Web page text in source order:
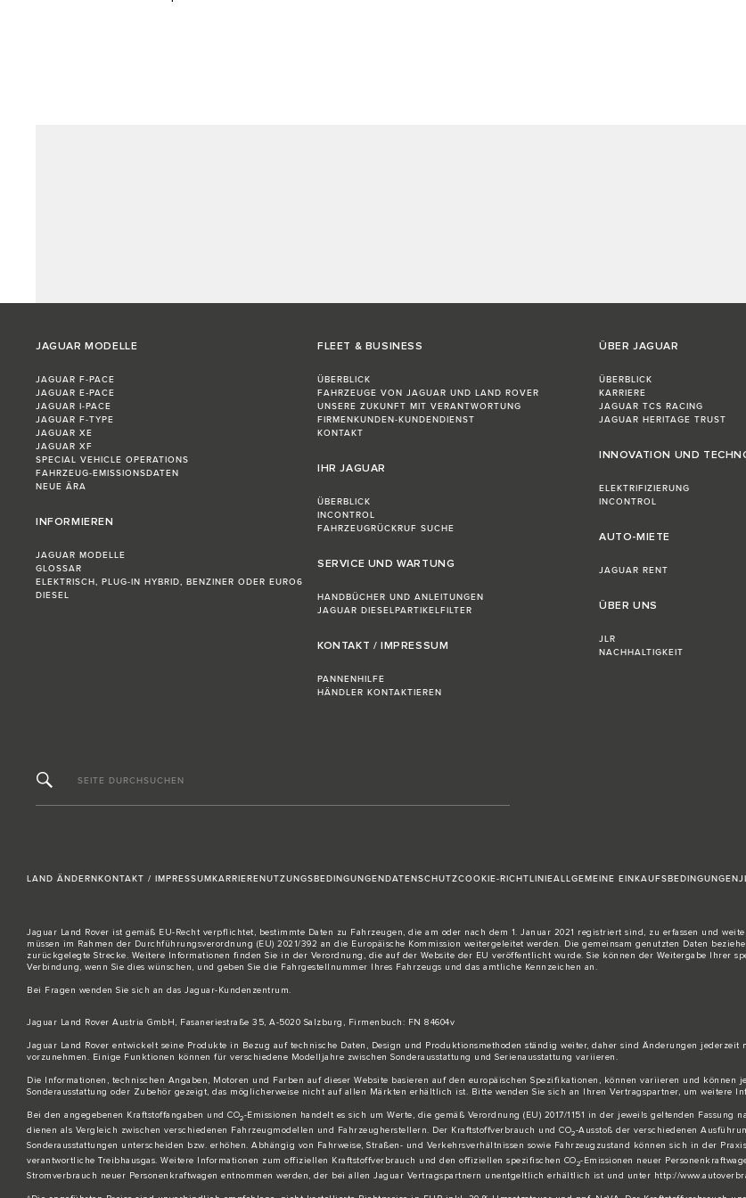
JAGUAR MODELLE
JAGUAR F-PACE
JAGUAR E‑PACE
JAGUAR I-PACE
JAGUAR F-TYPE
JAGUAR XE
JAGUAR XF
SPECIAL VEHICLE OPERATIONS
FAHRZEUG-EMISSIONSDATEN
NEUE ÄRA
INFORMIEREN
JAGUAR MODELLE
GLOSSAR
ELEKTRISCH, PLUG-IN HYBRID, BENZINER ODER EURO6
DIESEL
FLEET & BUSINESS
ÜBERBLICK
FAHRZEUGE VON JAGUAR UND LAND ROVER
UNSERE ZUKUNFT MIT VERANTWORTUNG
FIRMENKUNDEN-KUNDENDIENST
KONTAKT
IHR JAGUAR
ÜBERBLICK
INCONTROL
FAHRZEUGRÜCKRUF SUCHE
SERVICE UND WARTUNG
HANDBÜCHER UND ANLEITUNGEN
JAGUAR DIESELPARTIKELFILTER
KONTAKT / IMPRESSUM
PANNENHILFE
HÄNDLER KONTAKTIEREN
ÜBER JAGUAR
ÜBERBLICK
KARRIERE
JAGUAR TCS RACING
JAGUAR HERITAGE TRUST
INNOVATION UND
ELEKTRIFIZIERUNG
INCONTROL
AUTO-MIETE
JAGUAR RENT
ÜBER UNS
JLR
NACHHALTIGKEIT
SEITE DURCHSUCHEN
LAND ÄNDERNKONTAKT / IMPRESSUMKARRIERENUTZUNGSBEDINGUNGENDATENSCHUTZCOOKIE-RICHTLINIEALLGEMEINE EINKAUFSBEDINGUNGEN
Jaguar Land Rover ist gemäß EU-Recht verpflichtet, bestimmte Daten zu Fahrzeugen, die am oder nach dem 1. Januar 2021 registriert sind, zu erfassen und
müssen im Rahmen der Durchführungsverordnung (EU) 2021/392 an die Europäische Kommission weitergeleitet werden. Die gemeinsam genutzten Daten
zurückgelegte Strecke. Weitere Informationen finden Sie in der Verordnung, die auf der Website der EU veröffentlicht wurde. Sie können der Weitergabe Ihrer
Verbindung , wenn Sie dies wünschen, und geben Sie die Fahrgestellnummer Ihres Fahrzeugs und das amtliche Kennzeichen an.
Bei Fragen wenden Sie sich an das Jaguar-Kundenzentrum.
Jaguar Land Rover Austria GmbH, Fasaneriestraße 35, A-5020 Salzburg, Firmenbuch: FN 84604v
Jaguar Land Rover entwickelt seine Produkte in Bezug auf technische Daten, Design und Produktionsmethoden ständig weiter, daher sind Änderungen
vorzunehmen. Einige Funktionen können für verschiedene Modelljahre zwischen Sonderausstattung und Serienausstattung variieren.
Die Informationen, technischen Angaben, Motoren und Farben auf dieser Website basieren auf den europäischen Spezifikationen, können variieren und
Sonderausstattung oder Zubehör gezeigt, das möglicherweise nicht auf allen Märkten erhältlich ist. Bitte wenden Sie sich an Ihren Vertragspartner, um weitere
Bei den angegebenen Kraftstoffangaben und CO2-Emissionen handelt es sich um Werte, die gemäß Verordnung (EU) 2017/1151 in der jeweils geltenden
dienen als Vergleich zwischen verschiedenen Fahrzeugmodellen und Fahrzeugherstellern. Der Kraftstoffverbrauch und CO2-Ausstoß der verschiedenen
Sonderausstattungen unterscheiden bzw. erhöhen. Abhängig von Fahrweise, Straßen- und Verkehrsverhältnissen sowie Fahrzeugzustand können sich in der
verantwortliche Treibhausgas. Weitere Informationen zum offiziellen Kraftstoffverbrauch und den offiziellen spezifischen CO2-Emissionen neuer
Stromverbrauch neuer Personenkraftwagen entnommen werden, der bei allen Jaguar Vertragspartnern unentgeltlich erhältlich ist und unter http://